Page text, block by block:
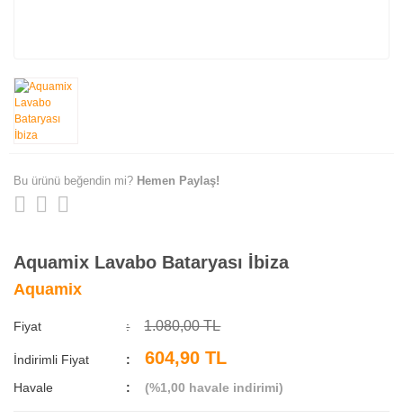
Bu ürünü beğendin mi? Hemen Paylaş!
Aquamix Lavabo Bataryası İbiza
Aquamix
Fiyat 1.080,00 TL
İndirimli Fiyat 604,90 TL
Havale (%1,00 havale indirimi)